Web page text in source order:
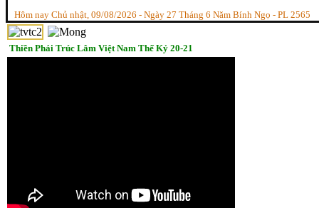
Hôm nay Chủ nhật, 09/08/2026 - Ngày 27 Tháng 6 Năm Bính Ngọ - PL 2565
Thiền Phái Trúc Lâm Việt Nam Thế Kỷ 20-21